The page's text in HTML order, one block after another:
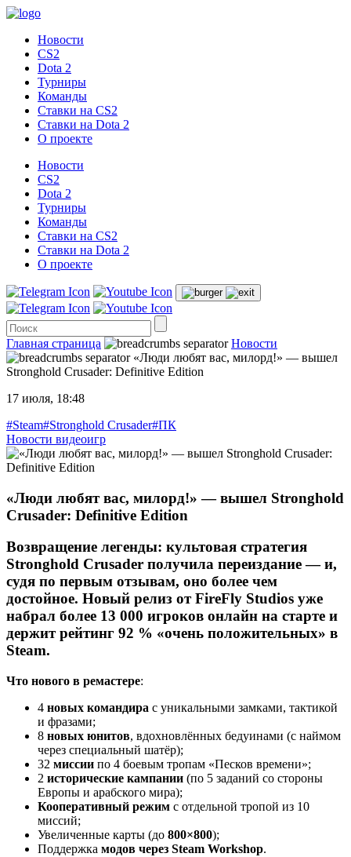
Новости
CS2
Dota 2
Турниры
Команды
Ставки на CS2
Ставки на Dota 2
О проекте
Новости
CS2
Dota 2
Турниры
Команды
Ставки на CS2
Ставки на Dota 2
О проекте
Главная страница
Новости
«Люди любят вас, милорд!» — вышел
Stronghold Crusader: Definitive Edition
17 июля, 18:48
#Steam#Stronghold Crusader#ПК
Новости видеоигр
«Люди любят вас, милорд!» — вышел Stronghold
Crusader: Definitive Edition
Возвращение легенды: культовая стратегия
Stronghold Crusader получила переиздание — и,
судя по первым отзывам, оно более чем
достойное. Новый релиз отFireFly Studios уже
набрал более 13 000 игроков онлайн на старте и
держит рейтинг 92 % «очень положительных» в
Steam.
Что нового в ремастере:
4 новых командира с уникальными замками, тактикой
и фразами;
8 новых юнитов, вдохновлённых бедуинами (с наймом
через специальный шатёр);
32 миссии по 4 боевым тропам «Песков времени»;
2 исторические кампании (по 5 заданий со стороны
Европы и арабского мира);
Кооперативный режим с отдельной тропой из 10
миссий;
Увеличенные карты (до 800×800);
Поддержка модов через Steam Workshop.